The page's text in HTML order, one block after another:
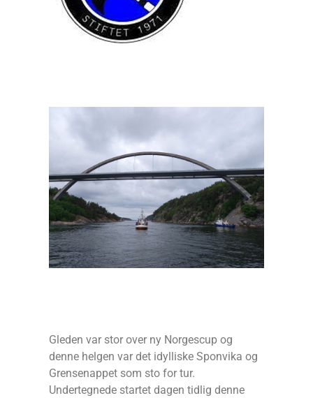
Gleden var stor over ny Norgescup og
denne helgen var det idylliske Sponvika og
Grensenappet som sto for tur.
Undertegnede startet dagen tidlig denne